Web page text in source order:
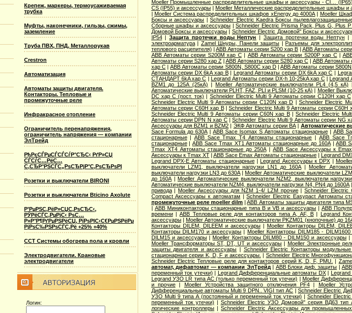
Крепеж, маркеры, термоусаживаемая
трубка
Муфты, наконечники, гильзы, сжимы,
заземление
Труба ПВХ, ПНД, Металлорукав
Crestron
Автоматизация
Автоматы защиты двигателя.
Контакторы. Тепловые и
промежуточные реле
Инфракрасное отопление
Ограничитель перенапряжения,
ограничитель напряжения — компании
ЭлТрейд
РђРєСЃРµСЃСЃСѓР°СЂС‹ РґР»СЏ
СЃСѓС…РёС…
С‚СЂР°РЅСЃС„РѕСЂРјР°С‚РѕСЂРѕРІ
Розетки и выключатели BIRONI
Розетки и выключатели Bticino Axolute
Р’РµРЅС‚РёР»СЏС‚РѕСЂС‹,
РЎРёСЃС‚РµРјС‹ РѕС…
Р»Р°Р¶РґРµРЅРёСЏ, РїРѕРІС‹С€РµРЅРёРµ
РјРѕС‰РЅРѕСЃС‚Рё +25% +40%
ССТ Системы обогрева пола и кровли
Электродвигатели. Крановые
электродвигатели
Логин:
Moeller Промышленные распределительные шкафы и аксессуары - CI…
CS (IP55) и аксессуары| Moeller Металлические распределительные шкафы и
| Moeller Система распределительных шкафов xEnergy до 4000А | Moeller
Боксы и аксессуары |Schneider Electric Kaedra Боксы
Сборные шкафы и аксессуары|Schneider Electric Prisma Pack, Plus G, Plus
Домовой Боксы и аксессуары| Schneider Electric Домовой" Боксы и
IP54|Защита протечки воды Нептун | Защита протечки воды Нептун |
электроарматура| Zamel Шнуры, Панели защиты |Разъемы для электроплит
теплового расцепителя) | ABB Автоматы серии S200 хар B | ABB Автоматы
ABB Автоматы серии S200M хар С| ABB Автоматы серии S200P хар C|
Автоматы серии S280 хар Z| ABB Автоматы серии S280 хар С| ABB Автоматы
хар С|ABB Автоматы серии S800N, S800C хар D|ABB Автоматы серии
Автоматы серии DX 6kA хар B| Legrand Автоматы серии DX 6kA хар C |
СТАНДАРТ 6kA хар C | Legrand Автоматы серии DX-h 10-25kA хар C|Legrand
BZM1 до 125А (25кА)
|Moeller Автоматические выключатели PL4 (4,5 кА)
Автоматические выключатели PLHT, FAZ, PLI и PLSM (10-25 кА) | Moeller
DC хар C (пост. ток) | Schneider Electric Multi 9 Автоматы серии C120H хар C
Schneider Electric Multi 9 Автоматы серии C120N хар D | Schneider Electric
Автоматы серии C60H хар B|Schneider Electric Multi 9 Автоматы серии C60H
Schneider Electric Multi 9 Автоматы серии C60N хар B|Schneider Electric
Автоматы серии DPN N хар С|Schneider Electric Multi 9 Автоматы серии NG
Аксессуары для BZM1 и BZM2 | ЭКФ Автоматы серии ВА| Автоматические
Sace Formula до 630А|ABB Sace Isomax S Автоматы стационарные| ABB
стационарные| ABB Sace Tmax T4 Автоматы стационарные | ABB Sace
стационарные|ABB Sace Tmax XT1 Автоматы стационарные до 160А|ABB
Tmax XT4 Автоматы стационарные до 250А| ABB Sace Аксессуары к Emax
Аксессуары к Tmax XT| ABB Sace Еmax Автоматы стационарные| Legrand
Legrand DPX-E Автоматы стационарные|Legrand Аксессуары к DPX |
выключатели LZM1, выключатели нагрузки LN1 до 160А|Moeller
выключатели нагрузки LN3 до 630А |Moeller Автоматические выключатели
до 160А |Moeller Автоматические выключатели NZM2, выключатели
Автоматические выключатели NZM4, выключатели нагрузки N4, PN4 до 1600А
привода|Moeller Аксессуары для NZM 1-4/ LZM прочие|Schneider Electric
Compact Аксессуары к автоматам |Schneider Electric Easypact Автоматы
промежуточные реле moeller dilm |ABB Автоматы защиты двигателя типа
| ABB Миниконтакторы стационарные типа B и VB и аксессуары| ABB
времени|ABB Тепловые реле для контакторов типа A, AF, B | Legrand
аксессуары| Moeller Автоматические выключатели PKZM01 (кнопочные) до
Контакторы DILEM, DILEEM и аксессуары| Moeller Контакторы DILEM,
Контакторы DILM170 и аксессуары | Moeller Контакторы DILM185 -
DILM15 и аксессуары |Moeller Контакторы DILM80 - DILM150 и аксессуары|
Moeller Трансформаторы ST, DT, UT и аксессуары | Moeller Электронные
защиты двигателя и аксессуары | Schneider Electric Контакторы
стационарные серии K, D, F и аксессуары. | Schneider Electric
Schneider Electric Тепловые реле для контакторов серий K, D, F, PMU.
|
автомат, дифавтомат — компании ЭлТрейд | ABB Блоки диф. защиты |
переменный ток утечки) | Legrand Дифференциальные автоматы DX|
Legrand УЗО LR типа АС (только переменный ток утечки) | Moeller
и прочие| Moeller Устройства защитного отключения PF4| Moeller
Дифференциальные автоматы Multi 9 DPN.. VIGI тип AС | Schneider Electric
УЗО Multi 9 типа А (постоянный и переменный ток утечки) | Schneider
переменный ток утечки) | Schneider Electric УЗО Домовой" серия ВД63 тип
логические контроллеры|Schneider Electric Аксессуары для промышленных